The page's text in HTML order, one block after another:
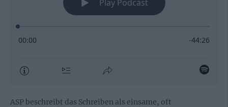
ASP beschreibt das Schreiben als einsame, oft